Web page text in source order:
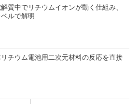
質中でリチウムイオンが動く仕組み、
ルで解明
チウム電池用二次元材料の反応を直接